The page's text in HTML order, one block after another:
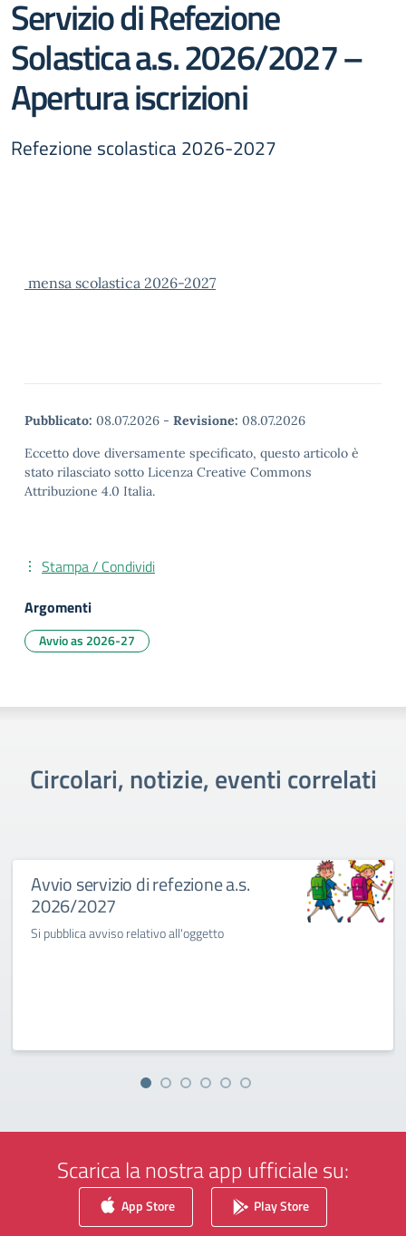
Servizio di Refezione
Solastica a.s. 2026/2027 –
Apertura iscrizioni
Refezione scolastica 2026-2027
mensa scolastica 2026-2027
Pubblicato: 08.07.2026 - Revisione: 08.07.2026
Eccetto dove diversamente specificato, questo articolo è
stato rilasciato sotto Licenza Creative Commons
Attribuzione 4.0 Italia.
Stampa / Condividi
Argomenti
Avvio as 2026-27
Circolari, notizie, eventi correlati
Avvio servizio di refezione a.s.
2026/2027
Si pubblica avviso relativo all'oggetto
Scarica la nostra app ufficiale su:
App Store Play Store